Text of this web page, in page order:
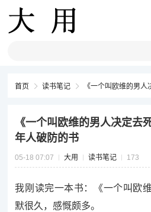
首页 读书笔记 《一个叫欧维的男人决定
《一个叫欧维的男人决定去
年人破防的书
05-18 07:07 大用 读书笔记 173
我刚读完一本书：《一个叫欧
默很久，感慨颇多。